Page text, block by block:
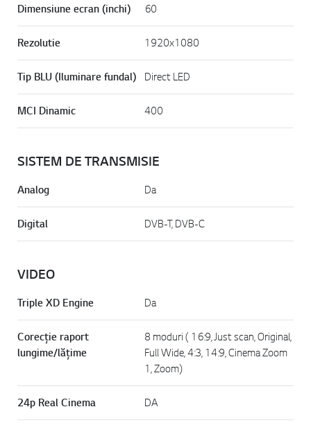
Dimensiune ecran (inchi) 60
Rezolutie 1920x1080
Tip BLU (Iluminare fundal) Direct LED
MCI Dinamic 400
SISTEM DE TRANSMISIE
Analog Da
Digital DVB-T, DVB-C
VIDEO
Triple XD Engine Da
Corecţie raport
lungime/lăţime
8 moduri ( 16:9, Just scan, Original,
Full Wide, 4:3, 14:9, Cinema Zoom
1, Zoom)
24p Real Cinema DA